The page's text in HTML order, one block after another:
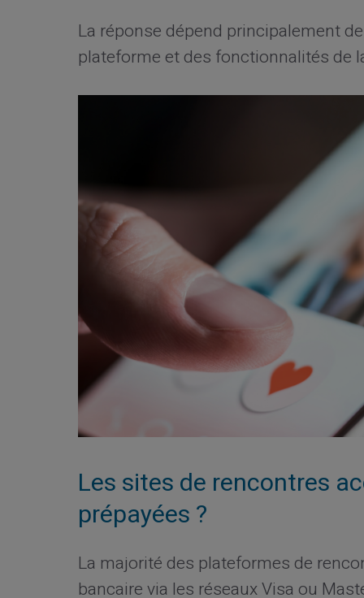
La réponse dépend principalement
plateforme et des fonctionnalités de
Les sites de rencontres
prépayées ?
La majorité des plateformes de
bancaire via les réseaux Visa ou